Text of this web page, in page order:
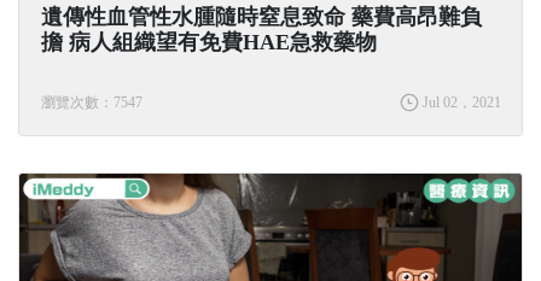
遺傳性血管性水腫隨時窒息致命 藥費高昂難負
擔 病人組織望有免費HAE急救藥物
瀏覽次數：7547 Jul 02，2021